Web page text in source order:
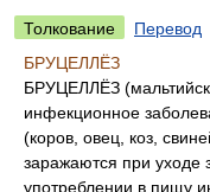
Толкование
Перевод
БРУЦЕЛЛЁЗ
БРУЦЕЛЛЁЗ
инфекционное
(коров, овец, коз,
заражаются при
употреблении в пищу